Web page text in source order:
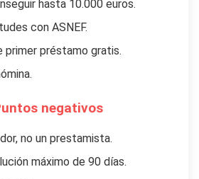
hasta 10.000 euros.
con ASNEF.
primer préstamo gratis.
negativos
no un prestamista.
máximo de 90 días.